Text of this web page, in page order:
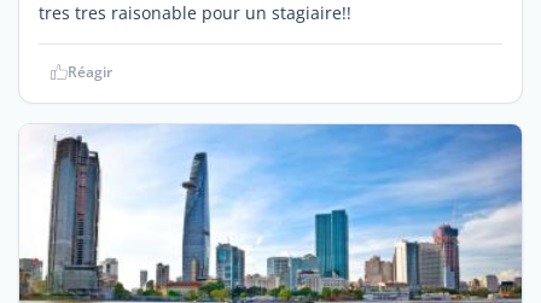
tres tres raisonable pour un stagiaire!!
Réagir